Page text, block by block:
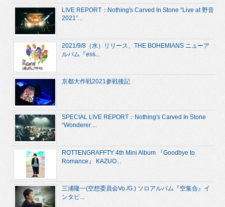
LIVE REPORT：Nothing's Carved In Stone “Live at 野音
2021”...
2021/9/8（水）リリース、THE BOHEMIANS ニューア
ルバム『ess...
京都大作戦2021参戦後記
SPECIAL LIVE REPORT：Nothing's Carved In Stone
“Wonderer ...
ROTTENGRAFFTY 4th Mini Album 『Goodbye to
Romance』 KAZUO...
三浦隆一(空想委員会Vo./G.) ソロアルバム『空集合』イ
ンタビ...